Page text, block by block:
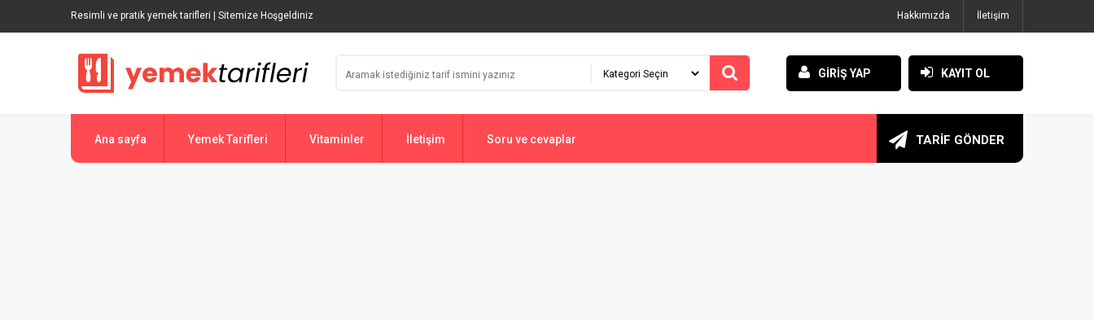
Resimli ve pratik yemek tarifleri | Sitemize Hoşgeldiniz Hakkımızda İletişim
GİRİŞ YAP KAYIT OL
Ana sayfa Yemek Tarifleri Vitaminler İletişim Soru ve cevaplar TARİF GÖNDER